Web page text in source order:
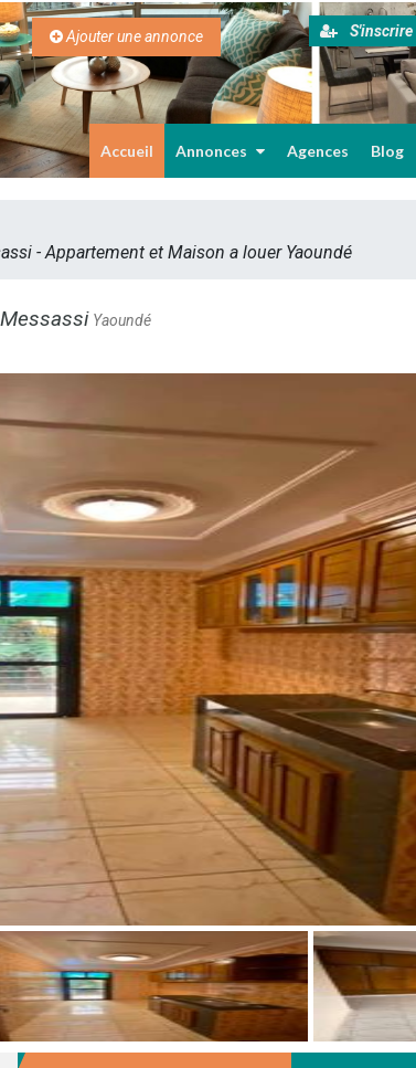
Ajouter une annonce S'inscrire
Accueil Annonces Agences Blog
- Appartement et Maison a louer Yaoundé
Yaoundé